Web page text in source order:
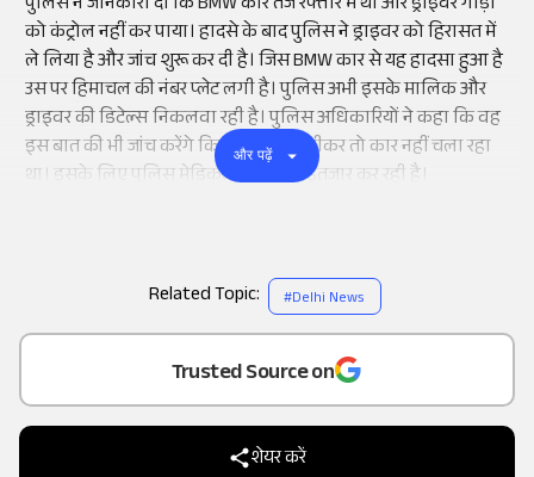
as a
Trusted Source on
शेयर करें
को कंट्रोल नहीं कर पाया। हादसे के बाद पुलिस ने ड्राइवर को हिरासत में
ले लिया है और जांच शुरू कर दी है। जिस BMW कार से यह हादसा हुआ है
उस पर हिमाचल की नंबर प्लेट लगी है। पुलिस अभी इसके मालिक और
ड्राइवर की डिटेल्स निकलवा रही है। पुलिस अधिकारियों ने कहा कि वह
इस बात की भी जांच करेंगे कि ड्राइवर दारू पीकर तो कार नहीं चला रहा
था। इसके लिए पुलिस मेडिकल रिपोर्ट का इंतजार कर रही है।
और पढ़ें
Related Topic: #Delhi News